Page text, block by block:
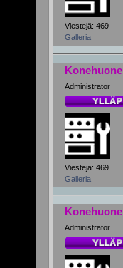
Viestejä: 469
Galleria
Konehuone
Administrator
Viestejä: 469
Galleria
Konehuone
Administrator